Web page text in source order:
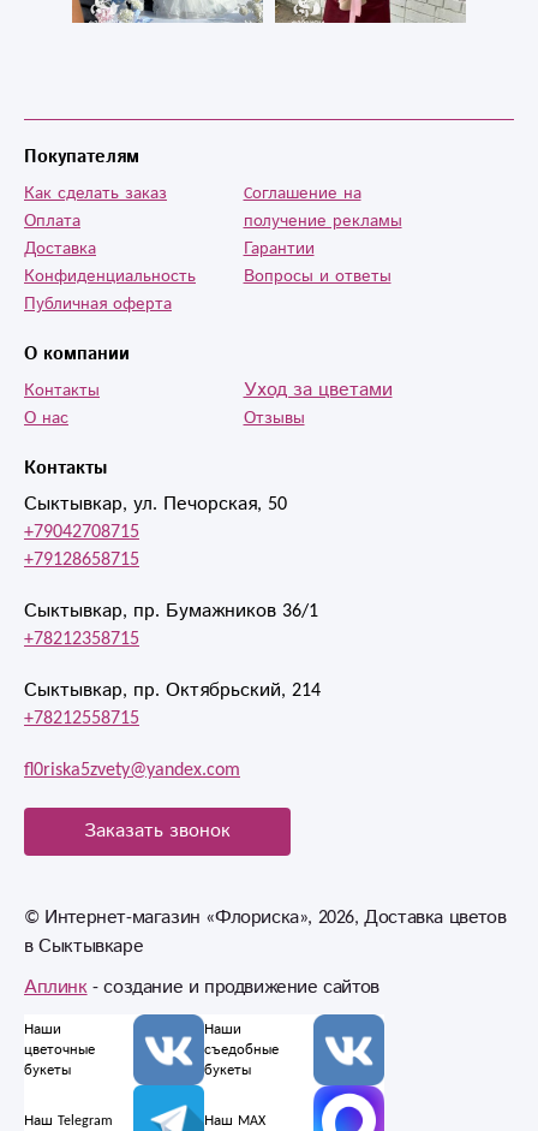
Контакты
Сыктывкар, ул. Печорская, 50
+79042708715
+79128658715
Сыктывкар, пр. Бумажников 36/1
+78212358715
Сыктывкар, пр. Октябрьский, 214
+78212558715
fl0riska5zvety@yandex.com
Заказать звонок
Покупателям
Как сделать заказ
Оплата
Доставка
Конфиденциальность
Публичная оферта
Cоглашение на
получение рекламы
Гарантии
Вопросы и ответы
О компании
Контакты
О нас
Уход за цветами
Отзывы
© Интернет-магазин «Флориска», 2026, Доставка цветов
в Сыктывкаре
Аплинк- создание и продвижение сайтов
Наши
цветочные
букеты
Наши
съедобные
букеты
Наш Telegram Наш MAX